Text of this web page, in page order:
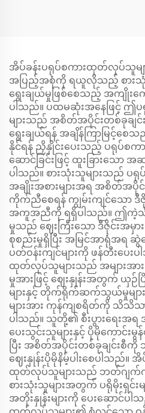
အိပ်ခန်းပရုပ်စကားထုတ်လုပ်သူမျ
အပြည့်အစုံကို ရယူလိုသည့် စား
ရွေးချယ်မှုဖြစ်စေသည့် အကျိုးကျ
ပါသည်။ ပထမဆုံးအနေဖြင့်
များသည် အစိတ်အပိုင်းတစ်ခုချင်း
ရွေးချယ်ရန် အချိန်ကြာမြင့်စေ
နိုင်ရန် ညှိနှိုင်းပေးသည့် ပရုပ်စကာ
ဆောင်ခြင်းဖြင့် ထူးခြားသော
ပါသည်။ စားသုံးသူများသည် ပရု
အချိုးအစားများအရ အစိတ်အပို
ကိုက်ညီစေရန် ကျွမ်းကျင်သော ဒီဇို
အကူအညီကို ရရှိပါသည်။ ဤကဲ့သို့
မှုသည် ဈေးကြီးသော ဒီဇိုင်းအမှာ
စုစည်းမှုရှိပြီး အမြင်အာရုံအရ ဆွဲ
ပတ်ဝန်းကျင်များကို ဖန်တီးပေး
ထုတ်လုပ်သူများသည် အများအား
မှုအားဖြင့် ဈေးနှုန်းအတွက် ယှဉ်
များနှင့် တိုက်ရိုက်ဆက်သွယ်မှုမျာ
များအား ကုန်ကျစရိတ်ကို သိသိသာ
ပါသည်။ သူတို့၏ စီးပွားရေးအရ
ပေးသွင်းသူများနှင့် ပိုမိုကောင်းမွ
ပြီး အစိတ်အပိုင်းတစ်ခုချင်းစီကို
ဈေးနှုန်းပိုမိုနိမ့်ပါးစေပါသည်။ အိ
ထုတ်လုပ်သူများသည် ဘတ်ဂျက်
စားသုံးသူများအတွက် ပရိုမိုးရှင်း
အတိုးနှုန်းများကို ပေးဆောင်ပါ